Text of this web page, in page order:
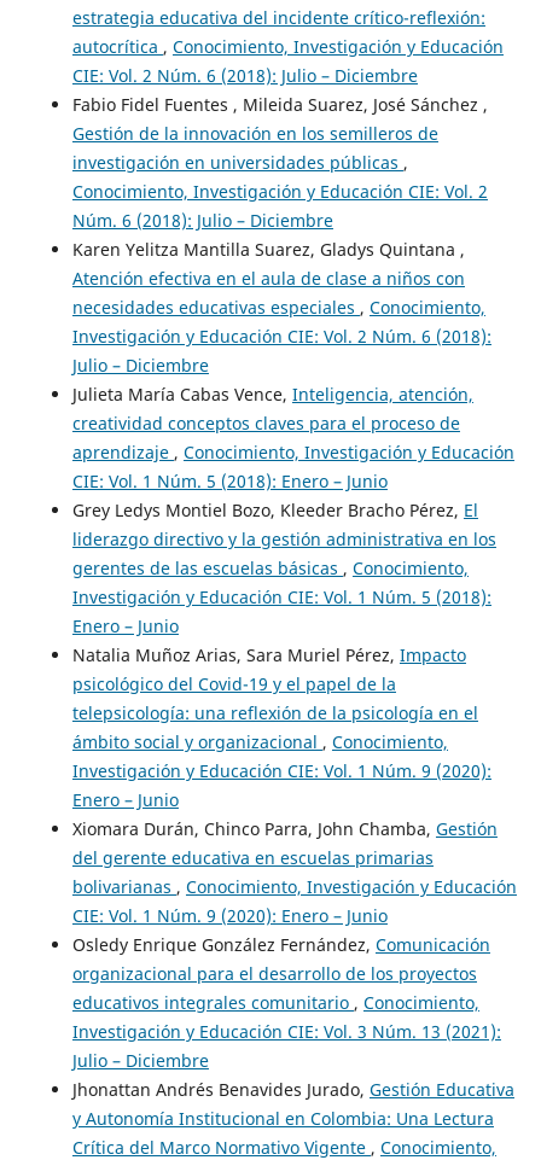
estrategia educativa del incidente crítico-reflexión:
autocrítica , Conocimiento, Investigación y Educación
CIE: Vol. 2 Núm. 6 (2018): Julio – Diciembre
Fabio Fidel Fuentes , Mileida Suarez, José Sánchez ,
Gestión de la innovación en los semilleros de
investigación en universidades públicas ,
Conocimiento, Investigación y Educación CIE: Vol. 2
Núm. 6 (2018): Julio – Diciembre
Karen Yelitza Mantilla Suarez, Gladys Quintana ,
Atención efectiva en el aula de clase a niños con
necesidades educativas especiales , Conocimiento,
Investigación y Educación CIE: Vol. 2 Núm. 6 (2018):
Julio – Diciembre
Julieta María Cabas Vence, Inteligencia, atención,
creatividad conceptos claves para el proceso de
aprendizaje , Conocimiento, Investigación y Educación
CIE: Vol. 1 Núm. 5 (2018): Enero – Junio
Grey Ledys Montiel Bozo, Kleeder Bracho Pérez, El
liderazgo directivo y la gestión administrativa en los
gerentes de las escuelas básicas , Conocimiento,
Investigación y Educación CIE: Vol. 1 Núm. 5 (2018):
Enero – Junio
Natalia Muñoz Arias, Sara Muriel Pérez, Impacto
psicológico del Covid-19 y el papel de la
telepsicología: una reflexión de la psicología en el
ámbito social y organizacional , Conocimiento,
Investigación y Educación CIE: Vol. 1 Núm. 9 (2020):
Enero – Junio
Xiomara Durán, Chinco Parra, John Chamba, Gestión
del gerente educativa en escuelas primarias
bolivarianas , Conocimiento, Investigación y Educación
CIE: Vol. 1 Núm. 9 (2020): Enero – Junio
Osledy Enrique González Fernández, Comunicación
organizacional para el desarrollo de los proyectos
educativos integrales comunitario , Conocimiento,
Investigación y Educación CIE: Vol. 3 Núm. 13 (2021):
Julio – Diciembre
Jhonattan Andrés Benavides Jurado, Gestión Educativa
y Autonomía Institucional en Colombia: Una Lectura
Crítica del Marco Normativo Vigente , Conocimiento,